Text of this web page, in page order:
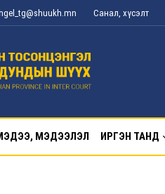
Санал, хүсэлт
МЭДЭЭЛЭЛ ИРГЭН ТАНД